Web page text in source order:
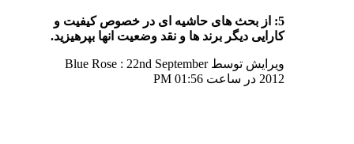
5: از بحث های حاشیه ای در خصوص کیفیت و
کارایی دیگر برند ها و نقد وضعیت انها بپرهیزید.
ویرایش توسط Blue Rose : 22nd September
2012 در ساعت
01:56 PM